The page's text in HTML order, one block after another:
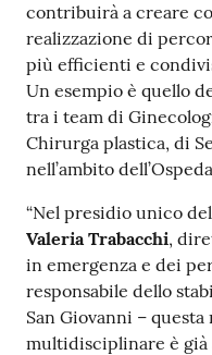
contribuirà a creare
realizzazione di
più efficienti e
Un esempio è quello
tra i team di
Chirurga plastica, di
nell’ambito
“Nel presidio unico
Valeria Trabacchi,
in emergenza e dei
responsabile dello
San Giovanni –
multidisciplinare è già